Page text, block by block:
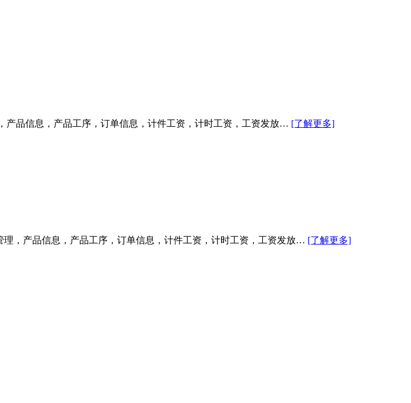
产品信息，产品工序，订单信息，计件工资，计时工资，工资发放… [了解更多]
，产品信息，产品工序，订单信息，计件工资，计时工资，工资发放… [了解更多]